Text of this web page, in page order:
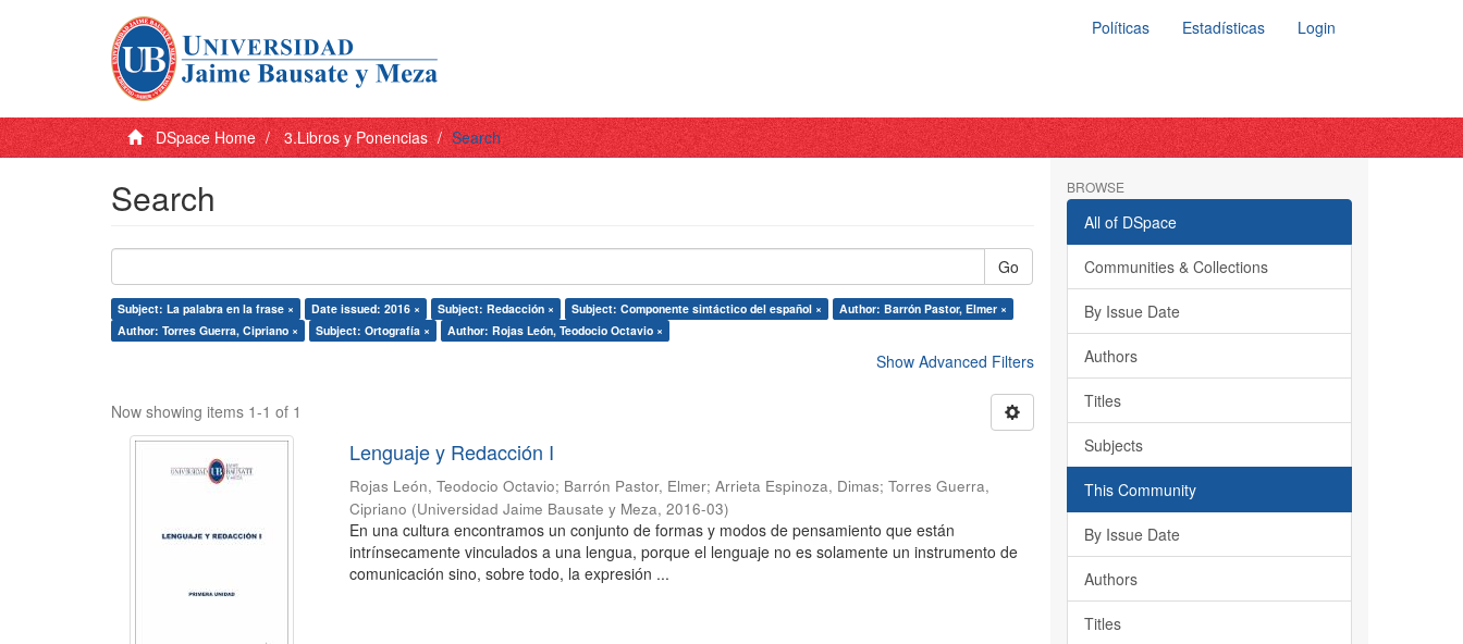
Políticas Estadísticas Login
DSpace Home 3.Libros y Ponencias Search
Search
Go
Subject: La palabra en la frase × Date issued: 2016 × Subject: Redacción × Subject: Componente sintáctico del español ×
Author: Barrón Pastor, Elmer ×
Author: Torres Guerra, Cipriano ×
Subject: Ortografía × Author: Rojas León, Teodocio Octavio ×
Show Advanced Filters
Now showing items 1-1 of 1
Lenguaje y Redacción I
Rojas León, Teodocio Octavio; Barrón Pastor, Elmer;Arrieta Espinoza, Dimas;Torres Guerra,
Cipriano (Universidad Jaime Bausate y Meza,2016-03)
En una cultura encontramos un conjunto de formas y modos de pensamiento que están
intrínsecamente vinculados a una lengua, porque el lenguaje no es solamente un instrumento de
comunicación sino, sobre todo, la expresión ...
BROWSE
All of DSpace
Communities & Collections
By Issue Date
Authors
Titles
Subjects
This Community
By Issue Date
Authors
Titles